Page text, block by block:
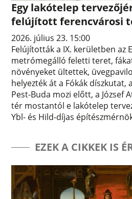
Egy lakótelep
felújított ferencvárosi
2026. július 23. 15:00
Felújították a IX. kerületben az
metrómegálló feletti teret,
növényeket ültettek,
helyezték át a Fókák díszkutat,
Pest-Buda mozi előtt, a József
tér mostantól e lakótelep
Ybl- és Hild-díjas
EZEK A CIKKEK IS